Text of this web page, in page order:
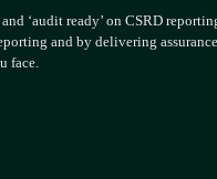
‘audit ready’ on CSRD
and by delivering assurance
face.